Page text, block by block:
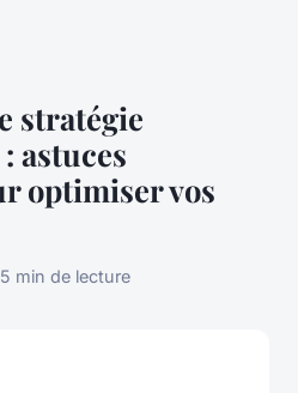
stratégie
astuces
optimiser vos
5 min de lecture